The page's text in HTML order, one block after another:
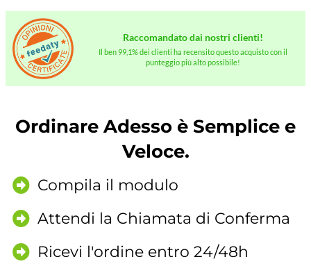
Raccomandato dai nostri clienti!
Il ben 99,1% dei clienti ha recensito questo acquisto con il
punteggio più alto possibile!
Ordinare Adesso è Semplice e
Veloce.
Compila il modulo
Attendi la Chiamata di Conferma
Ricevi l'ordine entro 24/48h